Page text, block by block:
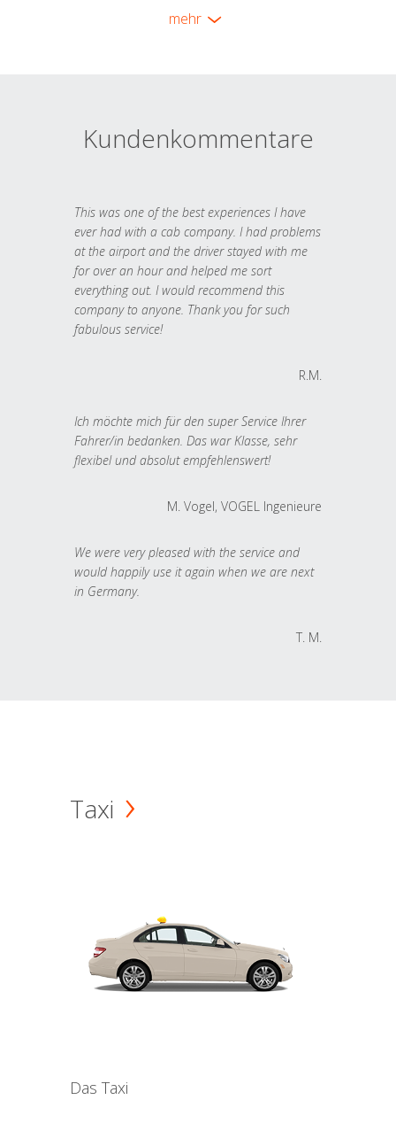
mehr
Kundenkommentare
This was one of the best experiences I have
ever had with a cab company. I had problems
at the airport and the driver stayed with me
for over an hour and helped me sort
everything out. I would recommend this
company to anyone. Thank you for such
fabulous service!
R.M.
Ich möchte mich für den super Service Ihrer
Fahrer/in bedanken. Das war Klasse, sehr
flexibel und absolut empfehlenswert!
M. Vogel, VOGEL Ingenieure
We were very pleased with the service and
would happily use it again when we are next
in Germany.
T. M.
Taxi
Das Taxi